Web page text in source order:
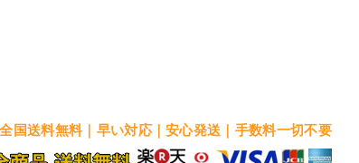
国送料無料｜早い対応｜安心発送｜手数料一切不要